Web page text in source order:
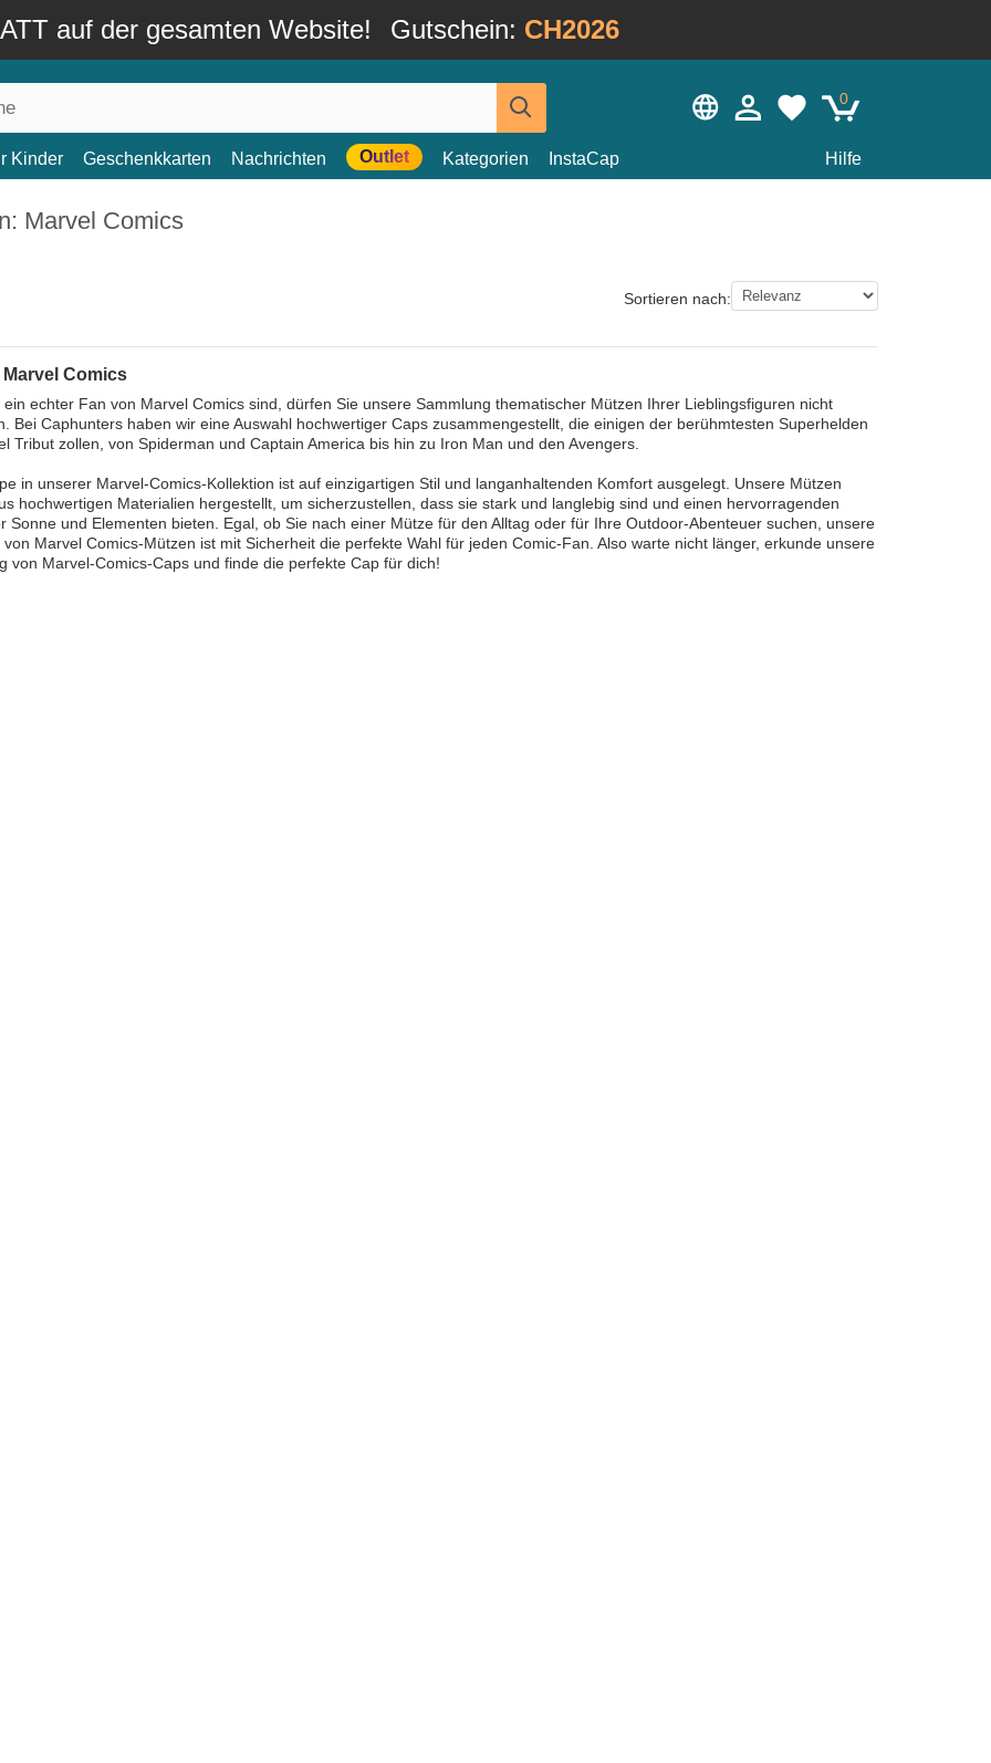
auf der gesamten Website! Gutschein: CH2026
0
Kinder Geschenkkarten Nachrichten Outlet Kategorien InstaCap Hilfe
Marvel Comics
Sortieren nach:
Marvel Comics
ein echter Fan von Marvel Comics sind, dürfen Sie unsere Sammlung thematischer Mützen Ihrer Lieblingsfiguren nicht
Bei Caphunters haben wir eine Auswahl hochwertiger Caps zusammengestellt, die einigen der berühmtesten Superhelden
Tribut zollen, von Spiderman und Captain America bis hin zu Iron Man und den Avengers.
in unserer Marvel-Comics-Kollektion ist auf einzigartigen Stil und langanhaltenden Komfort ausgelegt. Unsere Mützen
hochwertigen Materialien hergestellt, um sicherzustellen, dass sie stark und langlebig sind und einen hervorragenden
Sonne und Elementen bieten. Egal, ob Sie nach einer Mütze für den Alltag oder für Ihre Outdoor-Abenteuer suchen, unsere
von Marvel Comics-Mützen ist mit Sicherheit die perfekte Wahl für jeden Comic-Fan. Also warte nicht länger, erkunde unsere
von Marvel-Comics-Caps und finde die perfekte Cap für dich!